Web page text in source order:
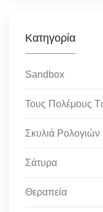
Κατηγορία
Sandbox
Τους Πολέμους
Σκυλιά Ρολογιών
Σάτυρα
Θεραπεία